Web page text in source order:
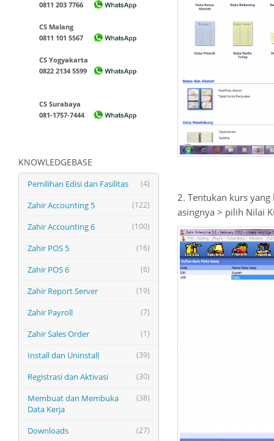
0811 203 7766
CS Malang
0811 101 5567
CS Yogyakarta
0822 2134 5599
CS Surabaya
081-1757-7444
KNOWLEDGEBASE
(4)
Pemilihan Edisi dan Fasilitas
(122)
Zahir Accounting 5
(100)
Zahir Accounting 6
(16)
Zahir POS 5
(6)
Zahir POS 6
(19)
Zahir Report Server
(7)
Zahir Payroll
(1)
Zahir Sales Order
(39)
Install dan Uninstall
(30)
Registrasi dan Aktivasi
(38)
Membuat dan Membuka
Data Kerja
(27)
Downloads
2. Tentukan kurs
asingnya > pilih Nilai